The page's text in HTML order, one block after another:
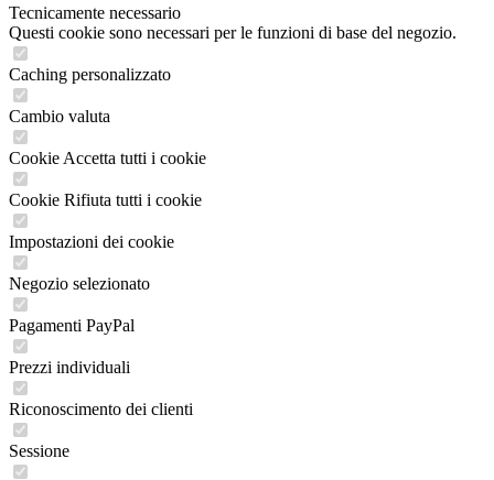
Tecnicamente necessario
Questi cookie sono necessari per le funzioni di base del negozio.
Caching personalizzato
Cambio valuta
Cookie Accetta tutti i cookie
Cookie Rifiuta tutti i cookie
Impostazioni dei cookie
Negozio selezionato
Pagamenti PayPal
Prezzi individuali
Riconoscimento dei clienti
Sessione